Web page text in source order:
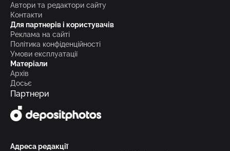
Автори та редактори сайту
Контакти
Для партнерів і користувачів
Реклама на сайті
Політика конфіденційності
Умови експлуатації
Матеріали
Архів
Досьє
Партнери
Адреса редакції